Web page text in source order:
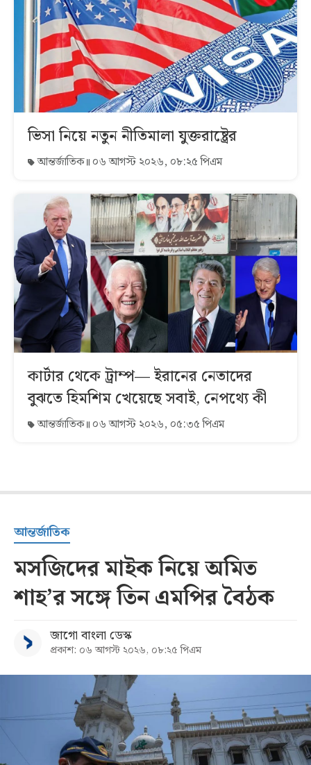
ভিসা নিয়ে নতুন নীতিমালা যুক্তরাষ্ট্রের
আন্তর্জাতিক ০৬ আগস্ট ২০২৬, ০৮:২৫ পিএম
কার্টার থেকে ট্রাম্প— ইরানের নেতাদের
বুঝতে হিমশিম খেয়েছে সবাই, নেপথ্যে কী
আন্তর্জাতিক ০৬ আগস্ট ২০২৬, ০৫:৩৫ পিএম
আন্তর্জাতিক
মসজিদের মাইক নিয়ে অমিত
শাহ’র সঙ্গে তিন এমপির বৈঠক
জাগো বাংলা ডেস্ক
প্রকাশ: ০৬ আগস্ট ২০২৬, ০৮:২৫ পিএম